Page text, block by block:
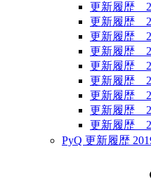
更新履歴
更新履歴
更新履歴
更新履歴
更新履歴
更新履歴
更新履歴
更新履歴
更新履歴
PyQ 更新履歴